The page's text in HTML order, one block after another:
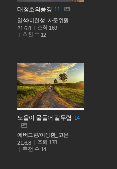
대청호의풍경 11
일석/이한성_자문위원
21.6.8
조회 169
추천 수 12
노을이 물들어 갈무렵 14
에버그린/이성환_고문
21.6.8
조회 178
추천 수 14